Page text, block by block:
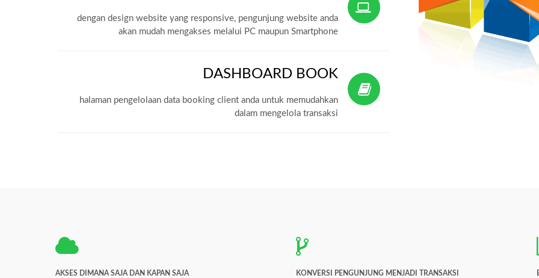
dengan design website yang responsive, pengunjung website anda
akan mudah mengakses melalui PC maupun Smartphone
DASHBOARD BOOK
halaman pengelolaan data booking client anda untuk memudahkan
dalam mengelola transaksi
AKSES DIMANA SAJA DAN KAPAN SAJA KONVERSI PENGUNJUNG MENJADI TRANSAKSI